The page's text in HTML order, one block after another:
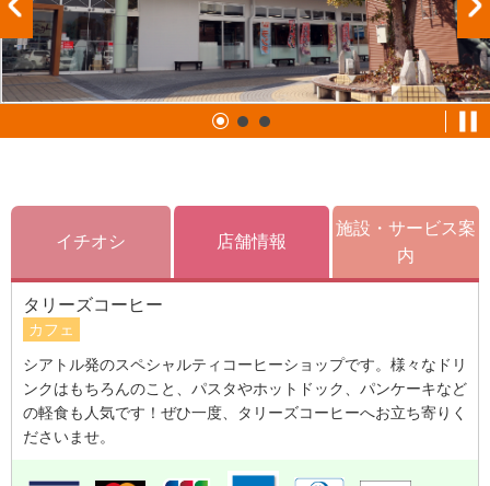
イチオシ 店舗情報
施設・サービス案
内
タリーズコーヒー
カフェ
シアトル発のスペシャルティコーヒーショップです。様々なドリ
ンクはもちろんのこと、パスタやホットドック、パンケーキなど
の軽食も人気です！ぜひ一度、タリーズコーヒーへお立ち寄りく
ださいませ。